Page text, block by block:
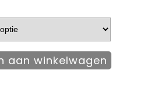
aan winkelwagen